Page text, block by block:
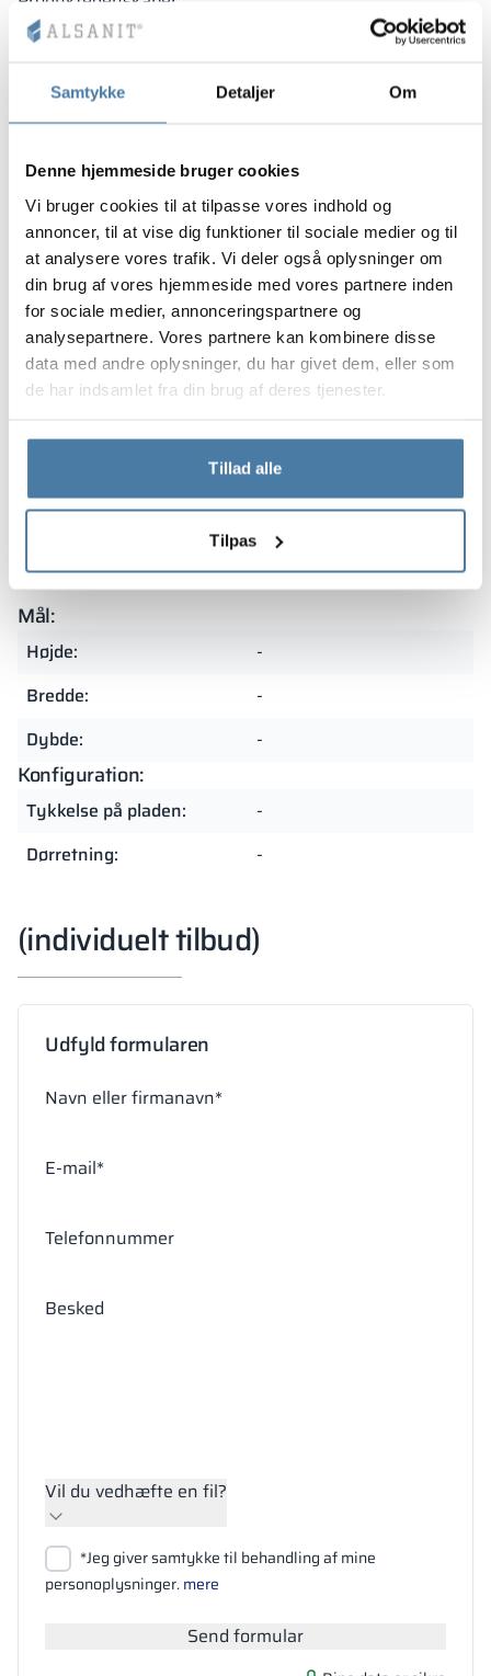
Samtykke Detaljer Om
Denne hjemmeside bruger cookies
Vi bruger cookies til at tilpasse vores indhold og
annoncer, til at vise dig funktioner til sociale medier og til
at analysere vores trafik. Vi deler også oplysninger om
din brug af vores hjemmeside med vores partnere inden
for sociale medier, annonceringspartnere og
analysepartnere. Vores partnere kan kombinere disse
data med andre oplysninger, du har givet dem, eller som
de har indsamlet fra din brug af deres tjenester.
Tillad alle
Tilpas
fremstillet af aluminium med polyamid indsats,
gravitationsselvlukker.
designet til plader med en tykkelse på 10, 12 og 18
mm
Garanti
Vores skabe er dækket af garanti og produceret i Polen
af materialer af højeste kvalitet. Det gør dem særligt
holdbare og modstandsdygtige over for intensiv brug.
Den præcise udførelse og sans for detaljer gør dem til et
fremragende valg til krævende miljøer.
Sammenfatning
Mål:
Højde:
-
Bredde:
-
Dybde:
-
Konfiguration:
Tykkelse på pladen:
-
Dørretning:
-
(individuelt tilbud)
Udfyld formularen
Navn eller firmanavn*
E-mail*
Telefonnummer
Besked
Vil du vedhæfte en fil?
Vedhæft filer
Søg
*Jeg giver samtykke til behandling af mine
personoplysninger.mere
Send formular